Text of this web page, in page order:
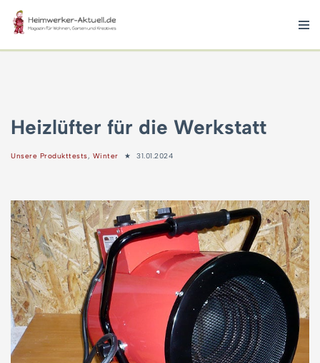
Zum
Inhalt
Heizlüfter für die Werkstatt
Unsere Produkttests, Winter 31.01.2024